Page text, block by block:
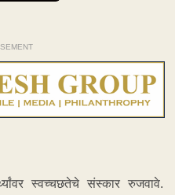
स्वच्चछतेचे संस्कार रुजवावे.